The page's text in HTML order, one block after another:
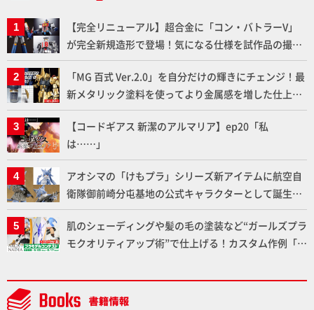
【完全リニューアル】超合金に「コン・バトラーV」
が完全新規造形で登場！気になる仕様を試作品の撮り
下ろしでご紹介!!さらに「大鉄人17」＆「ワンエイ
ト」セット情報もお届け！【超合金の魂】
「MG 百式 Ver.2.0」を自分だけの輝きにチェンジ！最
新メタリック塗料を使ってより金属感を増した仕上が
りに!!【試し読み】
【コードギアス 新潔のアルマリア】ep20「私
は……」
アオシマの「けもプラ」シリーズ新アイテムに航空自
衛隊御前崎分屯基地の公式キャラクターとして誕生し
た「おまねこ」が着任！けもプラ公式サイト限定版と
通常版の2ラインで発売！
肌のシェーディングや髪の毛の塗装など“ガールズプラ
モクオリティアップ術”で仕上げる！カスタム作例「白
デルコンテスト」～8月17日（月）11:59まで応募受付
中】